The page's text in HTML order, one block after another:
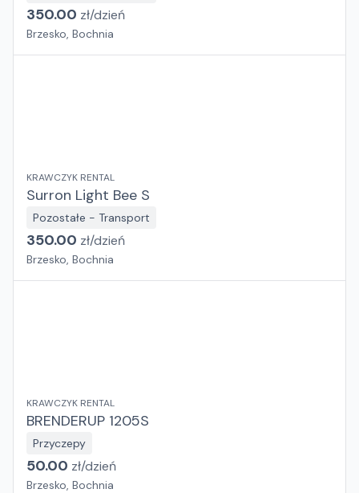
350.00 zł/dzień
Brzesko, Bochnia
KRAWCZYK RENTAL
Surron Light Bee S
Pozostałe - Transport
350.00 zł/dzień
Brzesko, Bochnia
KRAWCZYK RENTAL
BRENDERUP 1205S
Przyczepy
50.00 zł/dzień
Brzesko, Bochnia